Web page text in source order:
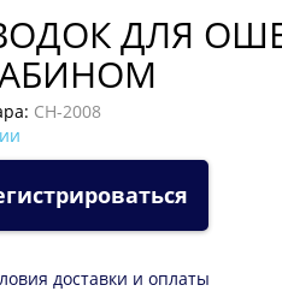
ДЛЯ
CH-2008
доставки и оплаты